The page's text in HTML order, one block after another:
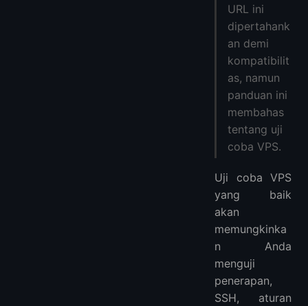
Pertanyaan Umum
Lebih banyak VPS
URL ini
dipertahank
an demi
kompatibilit
as, namun
panduan ini
membahas
tentang uji
coba VPS.
Uji coba VPS
yang baik
akan
memungkinka
n Anda
menguji
penerapan,
SSH, aturan